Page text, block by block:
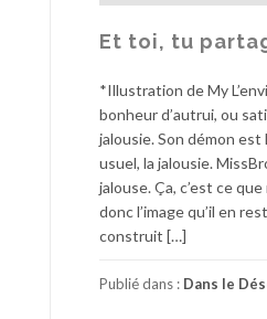
Et toi, tu
*Illustration de My
bonheur d’autrui, ou
jalousie. Son démon est
usuel, la jalousie.
jalouse. Ça, c’est ce
donc l’image qu’il en
construit […]
Publié dans : Dans le